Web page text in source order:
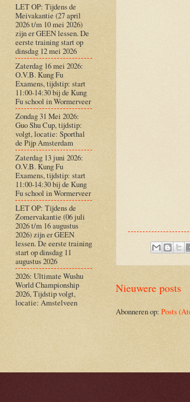
Nieuwere posts
Abonneren op: Posts
LET OP: Tijdens de
Meivakantie (27 april
2026 t/m 10 mei 2026)
zijn er GEEN lessen. De
eerste training start op
dinsdag 12 mei 2026
Zaterdag 16 mei 2026:
O.V.B. Kung Fu
Examens, tijdstip: start
11:00-14:30 bij de Kung
Fu school in Wormerveer
Zondag 31 Mei 2026:
Guo Shu Cup, tijdstip:
volgt, locatie: Sporthal
de Pijp Amsterdam
Zaterdag 13 juni 2026:
O.V.B. Kung Fu
Examens, tijdstip: start
11:00-14:30 bij de Kung
Fu school in Wormerveer
LET OP: Tijdens de
Zomervakantie (06 juli
2026 t/m 16 augustus
2026) zijn er GEEN
lessen. De eerste training
start op dinsdag 11
augustus 2026
2026: Ultimate Wushu
World Championship
2026, Tijdstip volgt,
locatie: Amstelveen